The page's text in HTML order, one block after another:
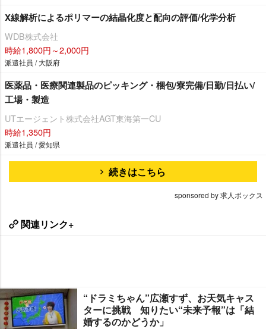
X線解析によるポリマーの結晶化度と配向の評価/化学分析
WDB株式会社
時給1,800円～2,000円
派遣社員 / 大阪府
医薬品・医療関連製品のピッキング・梱包/寮完備/日勤/日払い/
工場・製造
UTエージェント株式会社AGT東海第一CU
時給1,350円
派遣社員 / 愛知県
続きはこちら
sponsored by 求人ボックス
関連リンク+
“ドラミちゃん”広瀬すず、お天気キャス
ターに挑戦 知りたい“未来予報”は「結
婚するのかどうか」